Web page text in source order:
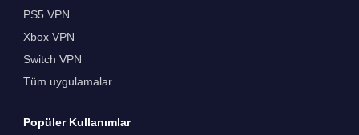
PS5 VPN
Xbox VPN
Switch VPN
Tüm uygulamalar
Popüler Kullanımlar